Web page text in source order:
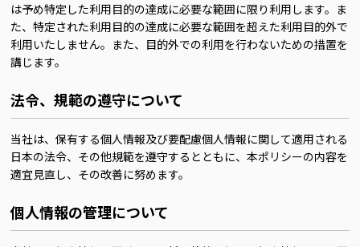
は予め特定した利用目的の達成に必要な範囲に限り利用します。ま
た、特定された利用目的の達成に必要な範囲を超えた利用目的外で
利用いたしません。また、目的外での利用を行わないための措置を
講じます。
法令、規範の遵守について
当社は、保有する個人情報及び要配慮個人情報に関して適用される
日本の法令、その他規範を遵守するとともに、本ポリシーの内容を
適宜見直し、その改善に努めます。
個人情報の管理について